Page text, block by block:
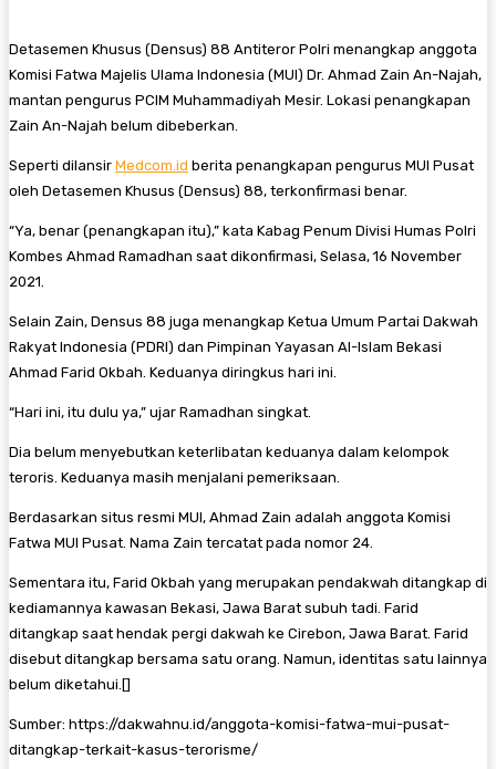
Detasemen Khusus (Densus) 88 Antiteror Polri menangkap anggota
Komisi Fatwa Majelis Ulama Indonesia (MUI) Dr. Ahmad Zain An-Najah,
mantan pengurus PCIM Muhammadiyah Mesir. Lokasi penangkapan
Zain An-Najah belum dibeberkan.
Seperti dilansir Medcom.id berita penangkapan pengurus MUI Pusat
oleh Detasemen Khusus (Densus) 88, terkonfirmasi benar.
“Ya, benar (penangkapan itu),” kata Kabag Penum Divisi Humas Polri
Kombes Ahmad Ramadhan saat dikonfirmasi, Selasa, 16 November
2021.
Selain Zain, Densus 88 juga menangkap Ketua Umum Partai Dakwah
Rakyat Indonesia (PDRI) dan Pimpinan Yayasan Al-Islam Bekasi
Ahmad Farid Okbah. Keduanya diringkus hari ini.
“Hari ini, itu dulu ya,” ujar Ramadhan singkat.
Dia belum menyebutkan keterlibatan keduanya dalam kelompok
teroris. Keduanya masih menjalani pemeriksaan.
Berdasarkan situs resmi MUI, Ahmad Zain adalah anggota Komisi
Fatwa MUI Pusat. Nama Zain tercatat pada nomor 24.
Sementara itu, Farid Okbah yang merupakan pendakwah ditangkap di
kediamannya kawasan Bekasi, Jawa Barat subuh tadi. Farid
ditangkap saat hendak pergi dakwah ke Cirebon, Jawa Barat. Farid
disebut ditangkap bersama satu orang. Namun, identitas satu lainnya
belum diketahui.[]
Sumber: https://dakwahnu.id/anggota-komisi-fatwa-mui-pusat-
ditangkap-terkait-kasus-terorisme/